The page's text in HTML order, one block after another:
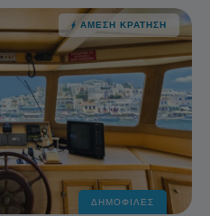
ΆΜΕΣΗ ΚΡΆΤΗΣΗ
ΔΗΜΟΦΙΛΈΣ